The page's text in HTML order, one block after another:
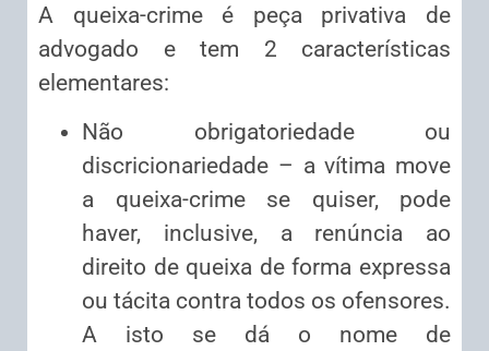
A queixa-crime é peça privativa de
advogado e tem 2 características
elementares:
Não obrigatoriedade ou
discricionariedade – a vítima move
a queixa-crime se quiser, pode
haver, inclusive, a renúncia ao
direito de queixa de forma expressa
ou tácita contra todos os ofensores.
A isto se dá o nome de